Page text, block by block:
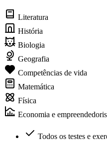
Literatura
História
Biologia
Geografia
Competências de vida
Matemática
Física
Economia e
Todos os testes e